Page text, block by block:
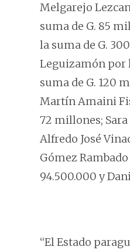
Melgarejo
suma de G. 85
la suma de G.
Leguizamón por
suma de G. 120
Martín Amaini
72 millones;
Alfredo José
Gómez
94.500.000 y
“El Estado